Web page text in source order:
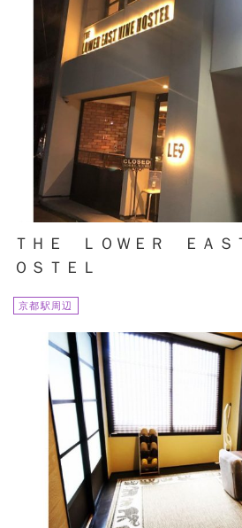
ＴＨＥ ＬＯＷＥＲ ＥＡ
ＯＳＴＥＬ
京都駅周辺